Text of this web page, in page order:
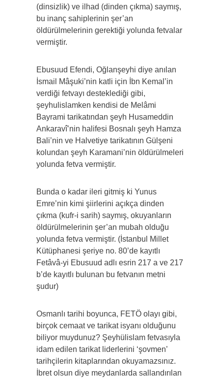
(dinsizlik) ve ilhad (dinden çıkma) saymış,
bu inanç sahiplerinin şer’an
öldürülmelerinin gerektiği yolunda fetvalar
vermiştir.
Ebusuud Efendi, Oğlanşeyhi diye anılan
İsmail Mâşuki’nin katli için İbn Kemal’in
verdiği fetvayı desteklediği gibi,
şeyhulislamken kendisi de Melâmi
Bayrami tarikatından şeyh Husameddin
Ankaravî’nin halifesi Bosnalı şeyh Hamza
Bali’nin ve Halvetiye tarikatının Gülşeni
kolundan şeyh Karamani’nin öldürülmeleri
yolunda fetva vermiştir.
Bunda o kadar ileri gitmiş ki Yunus
Emre’nin kimi şiirlerini açıkça dinden
çıkma (kufr-i sarih) saymış, okuyanların
öldürülmelerinin şer’an mubah olduğu
yolunda fetva vermiştir. (İstanbul Millet
Kütüphanesi şeriye no. 80’de kayıtlı
Fetâvâ-yi Ebusuud adlı esrin 217 a ve 217
b’de kayıtlı bulunan bu fetvanın metni
şudur)
Osmanlı tarihi boyunca, FETÖ olayı gibi,
birçok cemaat ve tarikat isyanı olduğunu
biliyor muydunuz? Şeyhülislam fetvasıyla
idam edilen tarikat liderlerini ‘şovmen’
tarihçilerin kitaplarından okuyamazsınız.
İbret olsun diye meydanlarda sallandırılan